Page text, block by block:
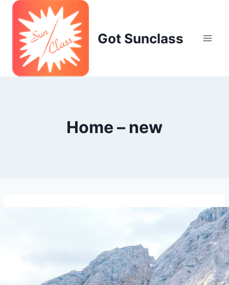
Skip
content
Got Sunclass
Home – new